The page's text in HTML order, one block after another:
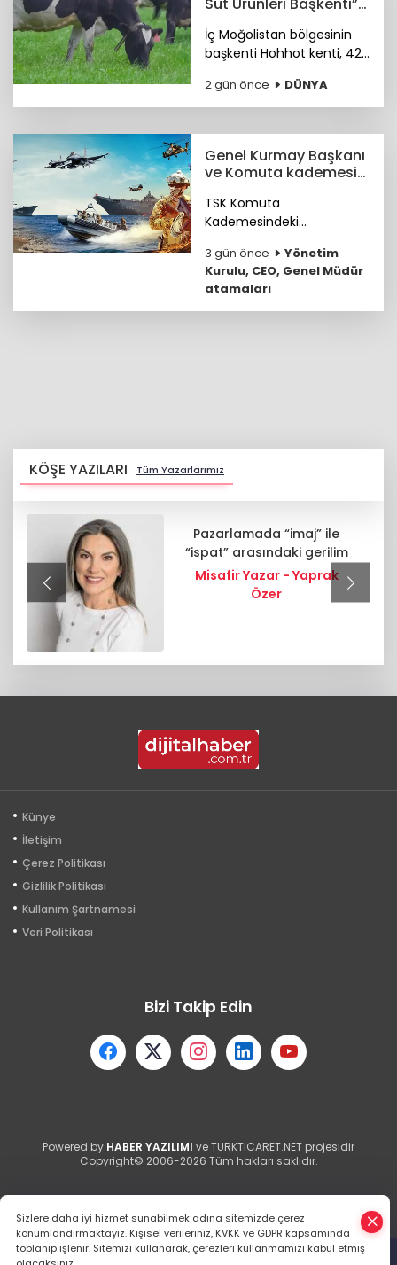
İç Moğolistan bölgesinin
başkenti Hohhot kenti, 42
büyüklüğündeki süt
ürünleri sektörüyle “Dünya
ünvanını kazandı.
2 gün önce DÜNYA
Genel Kurmay Başkanı
ve Komuta kademesi
TSK Komuta
Kademesindeki
haberimizde...
3 gün önce
Yönetim
Kurulu, CEO, Genel Müdür
atamaları
KÖŞE YAZILARI Tüm Yazarlarımız
Pazarlamada “imaj” ile
“ispat” arasındaki gerilim
Misafir Yazar - Yaprak
Özer
Künye
İletişim
Çerez Politikası
Gizlilik Politikası
Kullanım Şartnamesi
Veri Politikası
Bizi Takip Edin
Powered by HABER YAZILIMI ve TURKTICARET.NET projesidir
Copyright© 2006-2026 Tüm hakları saklıdır.
Sizlere daha iyi hizmet sunabilmek adına sitemizde çerez
konumlandırmaktayız. Kişisel verileriniz, KVKK ve GDPR kapsamında
toplanıp işlenir. Sitemizi kullanarak, çerezleri kullanmamızı kabul etmiş